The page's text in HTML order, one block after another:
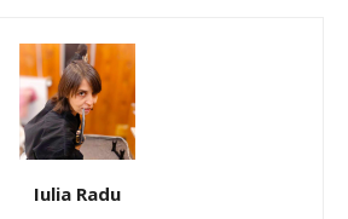
Iulia Radu